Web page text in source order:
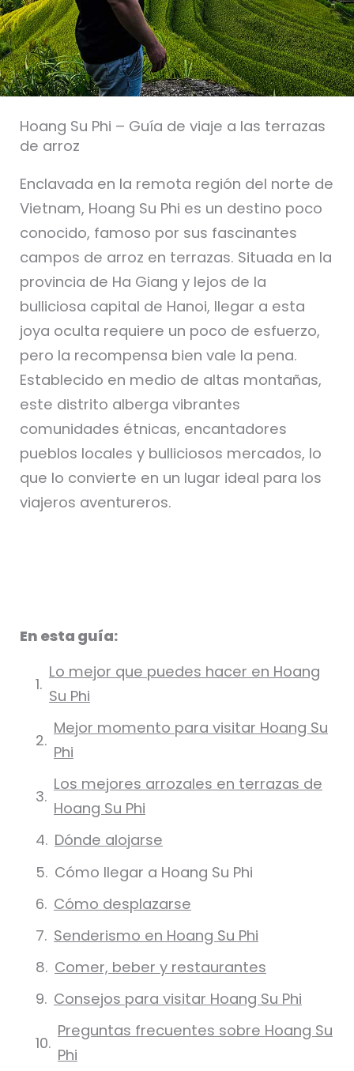
Hoang Su Phi – Guía de viaje a las terrazas
de arroz
Enclavada en la remota región del norte de
Vietnam, Hoang Su Phi es un destino poco
conocido, famoso por sus fascinantes
campos de arroz en terrazas. Situada en la
provincia de Ha Giang y lejos de la
bulliciosa capital de Hanoi, llegar a esta
joya oculta requiere un poco de esfuerzo,
pero la recompensa bien vale la pena.
Establecido en medio de altas montañas,
este distrito alberga vibrantes
comunidades étnicas, encantadores
pueblos locales y bulliciosos mercados, lo
que lo convierte en un lugar ideal para los
viajeros aventureros.
En esta guía:
Lo mejor que puedes hacer en Hoang
Su Phi
Mejor momento para visitar Hoang Su
Phi
Los mejores arrozales en terrazas de
Hoang Su Phi
Dónde alojarse
Cómo llegar a Hoang Su Phi
Cómo desplazarse
Senderismo en Hoang Su Phi
Comer, beber y restaurantes
Consejos para visitar Hoang Su Phi
Preguntas frecuentes sobre Hoang Su
Phi